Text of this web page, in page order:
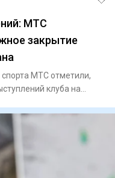
МТС
закрытие
МТС отметили,
клуба на